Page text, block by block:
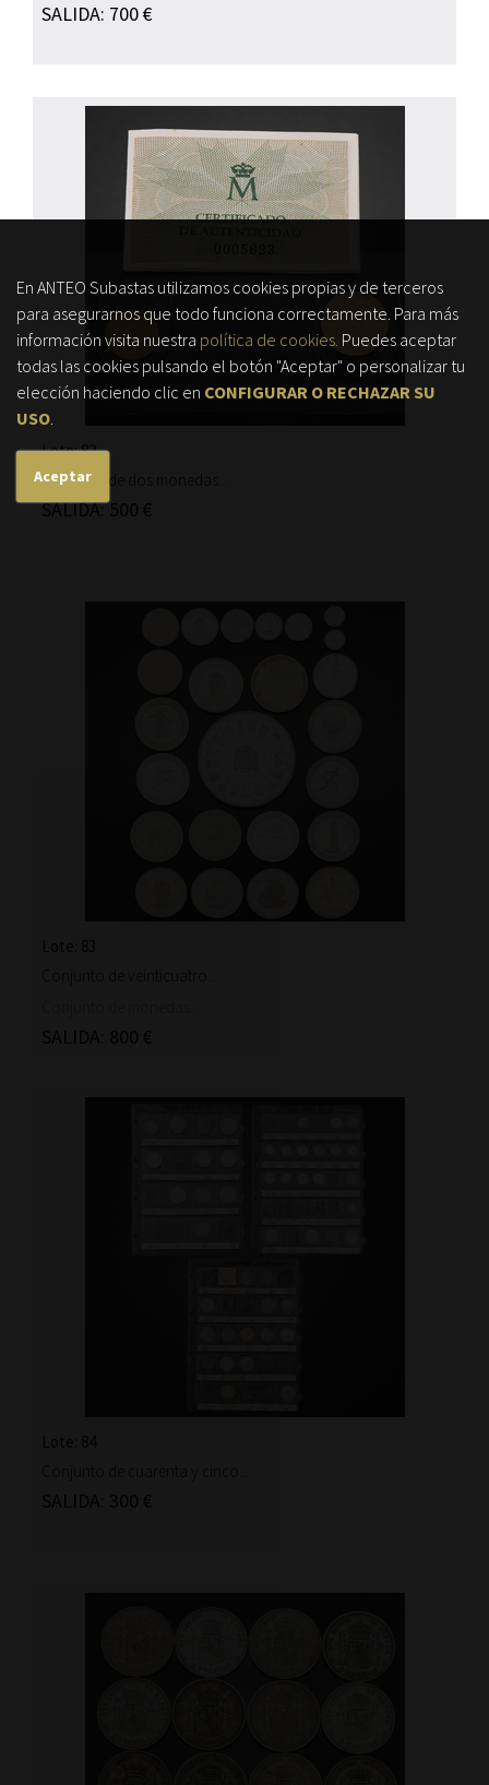
SALIDA: 700 €
Lote: 82
Conjunto de dos monedas...
SALIDA: 500 €
En ANTEO Subastas utilizamos cookies propias y de terceros
para asegurarnos que todo funciona correctamente. Para más
información visita nuestra política de cookies. Puedes aceptar
todas las cookies pulsando el botón "Aceptar" o personalizar tu
elección haciendo clic en CONFIGURAR O RECHAZAR SU
USO.
Aceptar